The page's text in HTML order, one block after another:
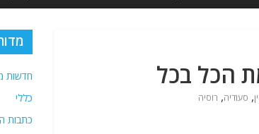
הכל בכל
, סעודיה, רוסיה
חדשות
כללי
כתבות